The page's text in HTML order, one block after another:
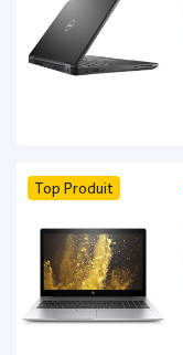
Top Produit